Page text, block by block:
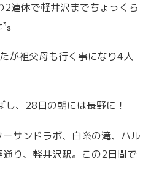
連休で軽井沢までちょっくら
が祖父母も行く事になり4人
、28日の朝には長野に！
サンドラボ、白糸の滝、ハル
り、軽井沢駅。この2日間で